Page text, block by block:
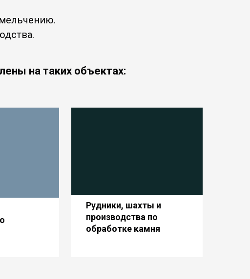
на таких объектах:
Рудники, шахты и
производства по
обработке камня